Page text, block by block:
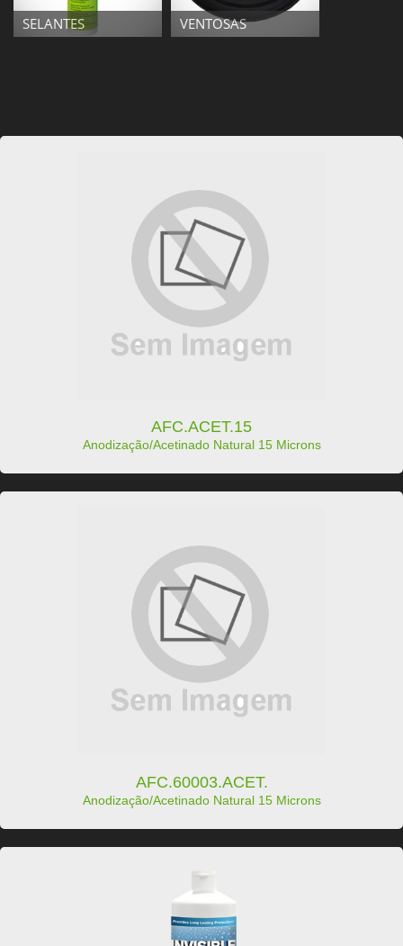
SELANTES VENTOSAS
AFC.ACET.15
Anodização/Acetinado Natural 15 Microns
AFC.60003.ACET.
Anodização/Acetinado Natural 15 Microns